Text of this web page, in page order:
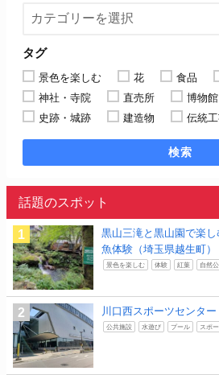
タグ
景色を楽しむ 花 食品
神社・寺院
直売所 博物
史跡・城跡
建造物 伝統
検索
話題のスポット
黒山三滝と黒山園で楽し
魚体験（埼玉県越生町）
景色を楽しむ 体験 紅葉 自然
川口西スポーツセンター
公共施設 水遊び プール スポ